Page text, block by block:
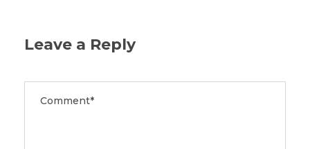
Leave a Reply